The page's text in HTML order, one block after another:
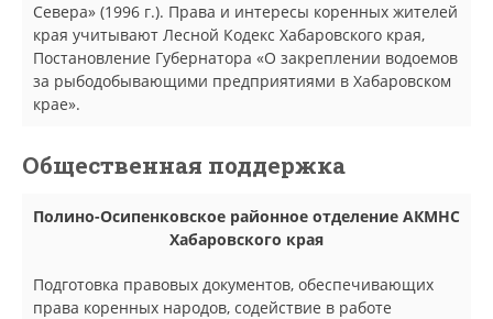
Севера» (1996 г.). Права и интересы коренных жителей
края учитывают Лесной Кодекс Хабаровского края,
Постановление Губернатора «О закреплении водоемов
за рыбодобывающими предприятиями в Хабаровском
крае».
Общественная поддержка
Полино-Осипенковское районное отделение АКМНС
Хабаровского края
Подготовка правовых документов, обеспечивающих
права коренных народов, содействие в работе